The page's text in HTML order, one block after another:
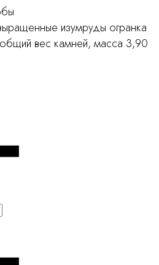
изумруды огранка
вес камней, масса 3,90